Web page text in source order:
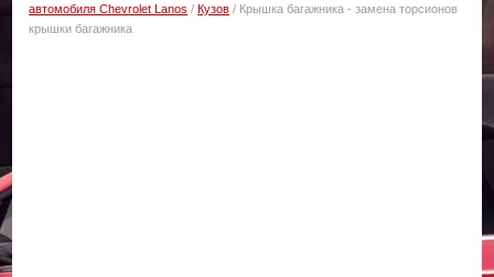
автомобиля Chevrolet Lanos /Кузов / Крышка багажника - замена торсионов
крышки багажника